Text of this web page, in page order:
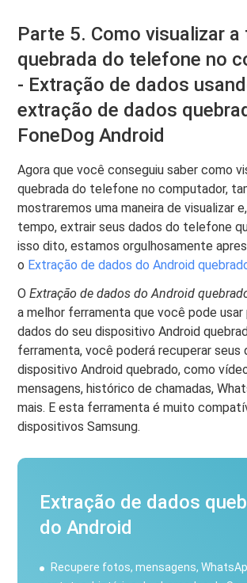
Parte 5. Como visualizar a
quebrada do telefone no
- Extração de dados
extração de dados
FoneDog Android
Agora que você conseguiu saber como
quebrada do telefone no computador,
mostraremos uma maneira de visualizar
tempo, extrair seus dados do telefone
isso dito, estamos orgulhosamente
o Extração de dados do Android
OExtração de dados do Android
a melhor ferramenta que você pode usar
dados do seu dispositivo Android
ferramenta, você poderá recuperar seus
dispositivo Android quebrado, como
mensagens, histórico de chamadas,
mais. E esta ferramenta é muito
dispositivos Samsung.
Extração de dados
do Android
Recupere fotos, mensagens,